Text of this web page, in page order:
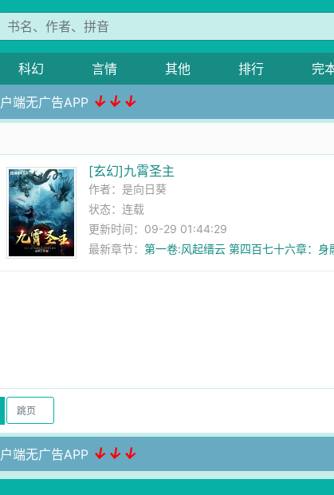
科幻 言情 其他 排行 完
端无广告APP ↓↓↓
[玄幻]九霄圣主
作者： 是向日葵
状态：连载
更新时间：09-29 01:44:29
最新章节： 第一卷:风起缙云 第四百七十六章：身
端无广告APP ↓↓↓